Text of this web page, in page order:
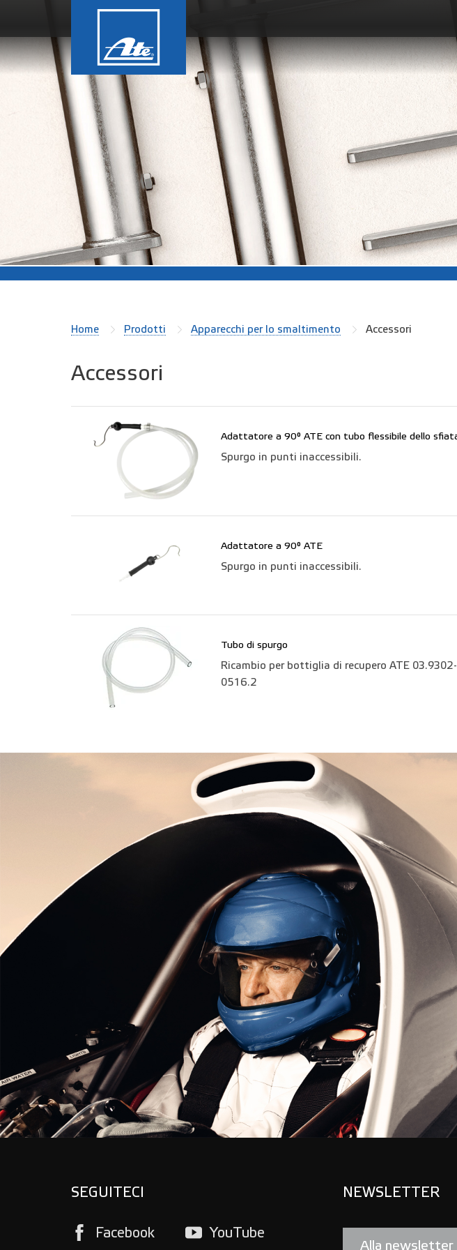
Home Prodotti Apparecchi per lo smaltimento Accessori
Accessori
Adattatore a 90° ATE con tubo flessibile dello
Spurgo in punti inaccessibili.
Adattatore a 90° ATE
Spurgo in punti inaccessibili.
Tubo di spurgo
Ricambio per bottiglia di recupero ATE
0516.2
SEGUITECI
Facebook YouTube
NEWSLETTER
Alla newsletter